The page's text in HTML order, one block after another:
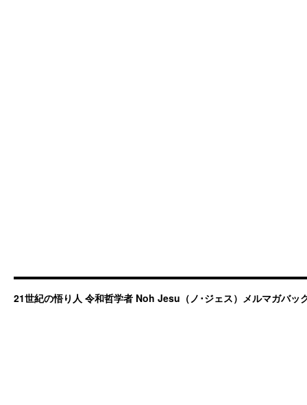
21世紀の悟り人 令和哲学者 Noh Jesu（ノ･ジェス）メルマガバッ